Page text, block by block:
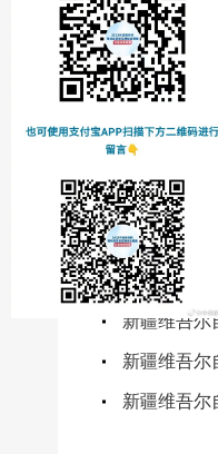
国务院文件
新疆维吾尔
新疆维吾
新疆维吾尔
新疆维吾尔
新疆维吾尔
新疆维吾尔